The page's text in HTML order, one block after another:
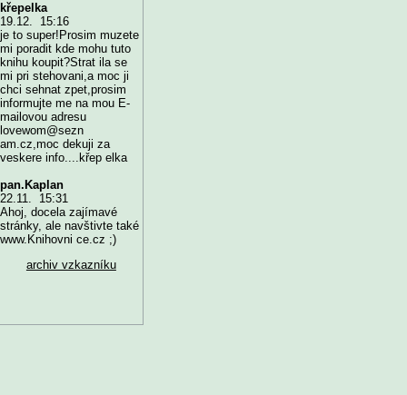
křepelka
19.12. 15:16
je to super!Prosim muzete
mi poradit kde mohu tuto
knihu koupit?Strat ila se
mi pri stehovani,a moc ji
chci sehnat zpet,prosim
informujte me na mou E-
mailovou adresu
lovewom@sezn
am.cz,moc dekuji za
veskere info....křep elka
pan.Kaplan
22.11. 15:31
Ahoj, docela zajímavé
stránky, ale navštivte také
www.Knihovni ce.cz ;)
archiv vzkazníku